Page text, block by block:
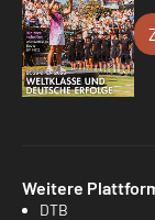
Weitere
DTB